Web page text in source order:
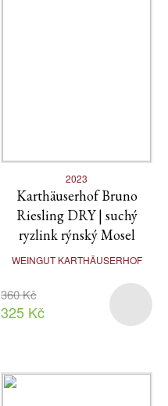
2023
Karthäuserhof Bruno
Riesling DRY | suchý
ryzlink rýnský Mosel
WEINGUT KARTHÄUSERHOF
360 Kč
325 Kč